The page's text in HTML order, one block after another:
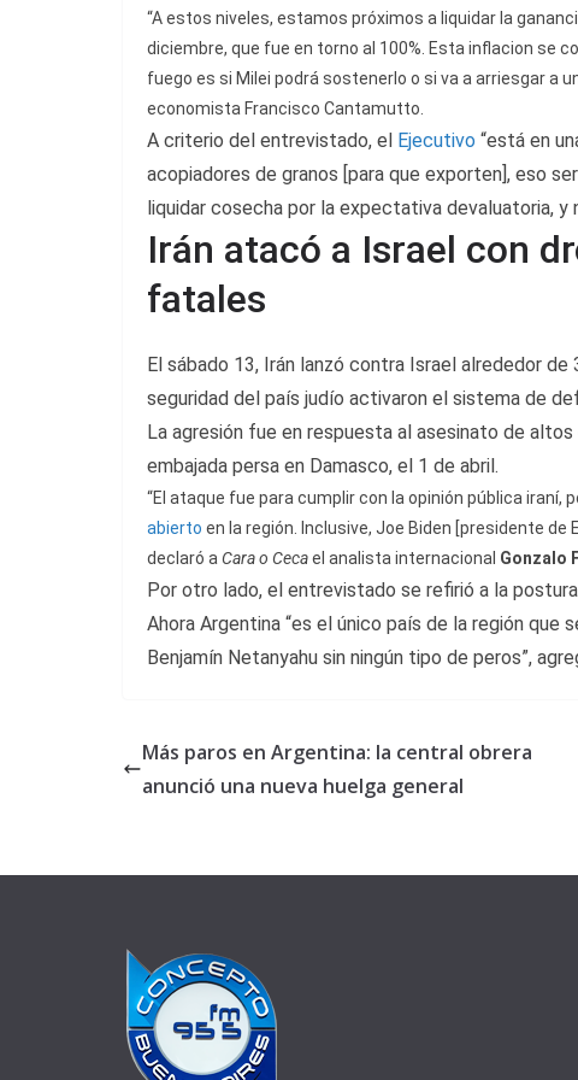
“A estos niveles, estamos próximos a liquidar la
diciembre, que fue en torno al 100%. Esta inflacion se
fuego es si Milei podrá sostenerlo o si va a arriesgar a
economista Francisco Cantamutto.
A criterio del entrevistado, el Ejecutivo “está en
acopiadores de granos [para que exporten], eso
liquidar cosecha por la expectativa devaluatoria, y
Irán atacó a Israel con
fatales
El sábado 13, Irán lanzó contra Israel alrededor
seguridad del país judío activaron el sistema de
La agresión fue en respuesta al asesinato de
embajada persa en Damasco, el 1 de abril.
“El ataque fue para cumplir con la opinión pública iraní,
abierto en la región. Inclusive, Joe Biden [presidente de
declaró aCara o Cecael analista internacional Gonzalo
Por otro lado, el entrevistado se refirió a la
Ahora Argentina “es el único país de la región
Benjamín Netanyahu sin ningún tipo de peros”,
Más paros en Argentina: la central obrera
anunció una nueva huelga general